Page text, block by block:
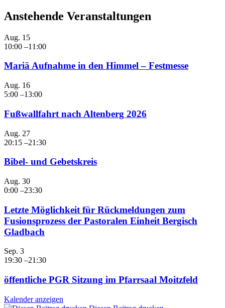
Anstehende Veranstaltungen
Aug. 15
10:00 –11:00
Mariä Aufnahme in den Himmel – Festmesse
Aug. 16
5:00 –13:00
Fußwallfahrt nach Altenberg 2026
Aug. 27
20:15 –21:30
Bibel- und Gebetskreis
Aug. 30
0:00 –23:30
Letzte Möglichkeit für Rückmeldungen zum
Fusionsprozess der Pastoralen Einheit Bergisch
Gladbach
Sep. 3
19:30 –21:30
öffentliche PGR Sitzung im Pfarrsaal Moitzfeld
Kalender anzeigen